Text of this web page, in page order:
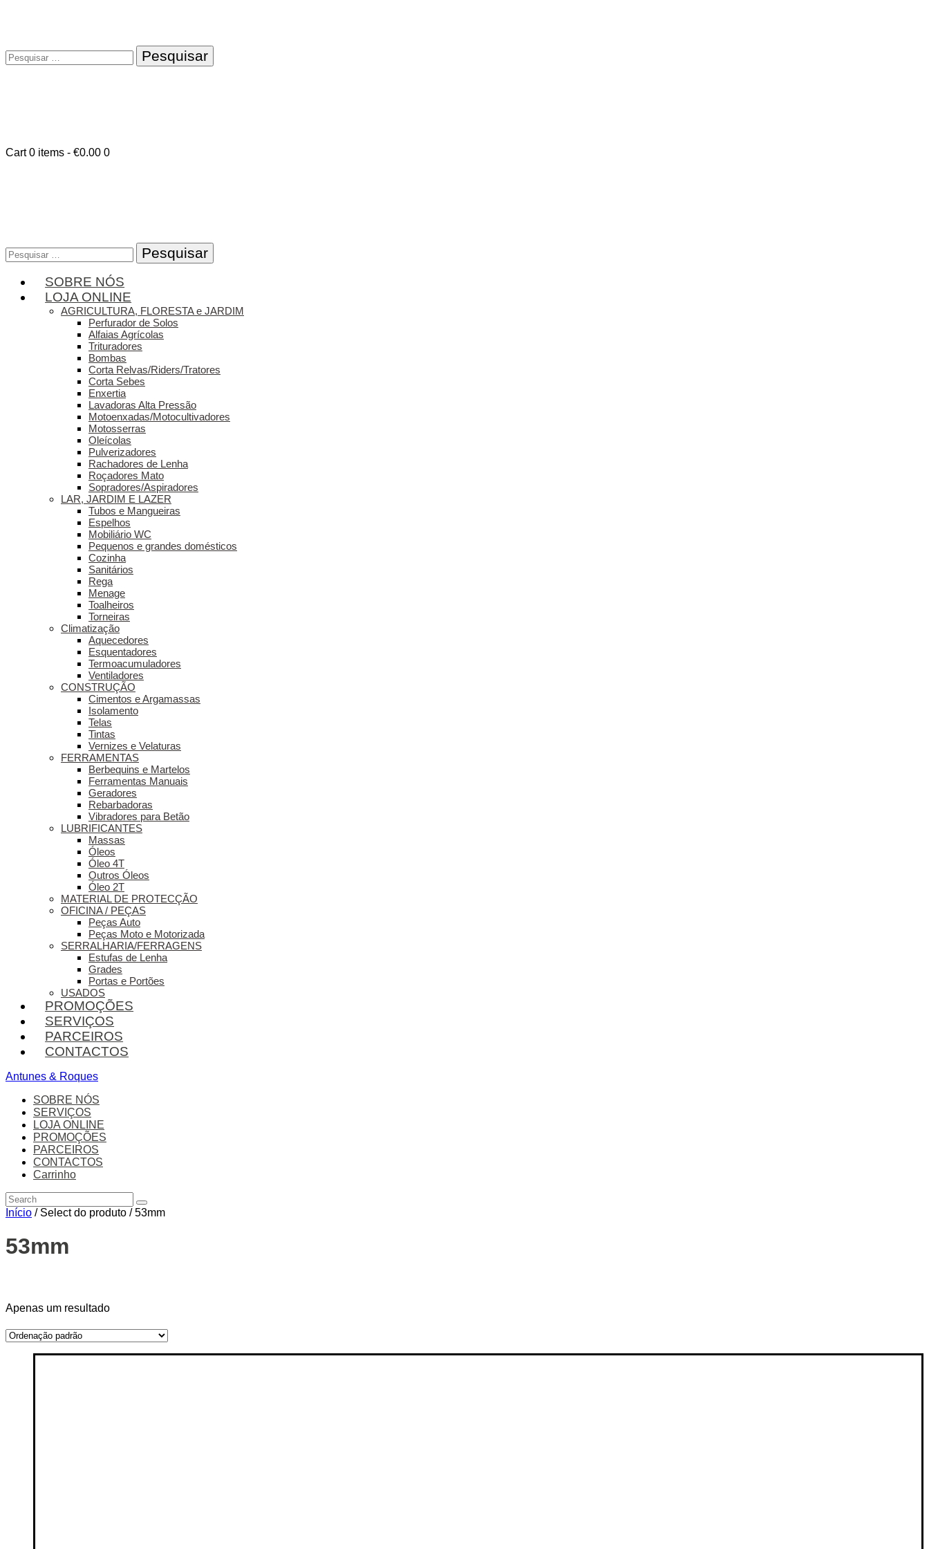
Pesquisar
por:
Cart 0 items - €0.00 0
Pesquisar
por:
SOBRE NÓS
LOJA ONLINE
AGRICULTURA, FLORESTA e JARDIM
Perfurador de Solos
Alfaias Agrícolas
Trituradores
Bombas
Corta Relvas/Riders/Tratores
Corta Sebes
Enxertia
Lavadoras Alta Pressão
Motoenxadas/Motocultivadores
Motosserras
Oleícolas
Pulverizadores
Rachadores de Lenha
Roçadores Mato
Sopradores/Aspiradores
LAR, JARDIM E LAZER
Tubos e Mangueiras
Espelhos
Mobiliário WC
Pequenos e grandes domésticos
Cozinha
Sanitários
Rega
Menage
Toalheiros
Torneiras
Climatização
Aquecedores
Esquentadores
Termoacumuladores
Ventiladores
CONSTRUÇÃO
Cimentos e Argamassas
Isolamento
Telas
Tintas
Vernizes e Velaturas
FERRAMENTAS
Berbequins e Martelos
Ferramentas Manuais
Geradores
Rebarbadoras
Vibradores para Betão
LUBRIFICANTES
Massas
Óleos
Óleo 4T
Outros Óleos
Óleo 2T
MATERIAL DE PROTECÇÃO
OFICINA / PEÇAS
Peças Auto
Peças Moto e Motorizada
SERRALHARIA/FERRAGENS
Estufas de Lenha
Grades
Portas e Portões
USADOS
PROMOÇÕES
SERVIÇOS
PARCEIROS
CONTACTOS
Antunes & Roques
SOBRE NÓS
SERVIÇOS
LOJA ONLINE
PROMOÇÕES
PARCEIROS
CONTACTOS
Carrinho
Início / Select do produto / 53mm
53mm
On sale(14)
Apenas um resultado